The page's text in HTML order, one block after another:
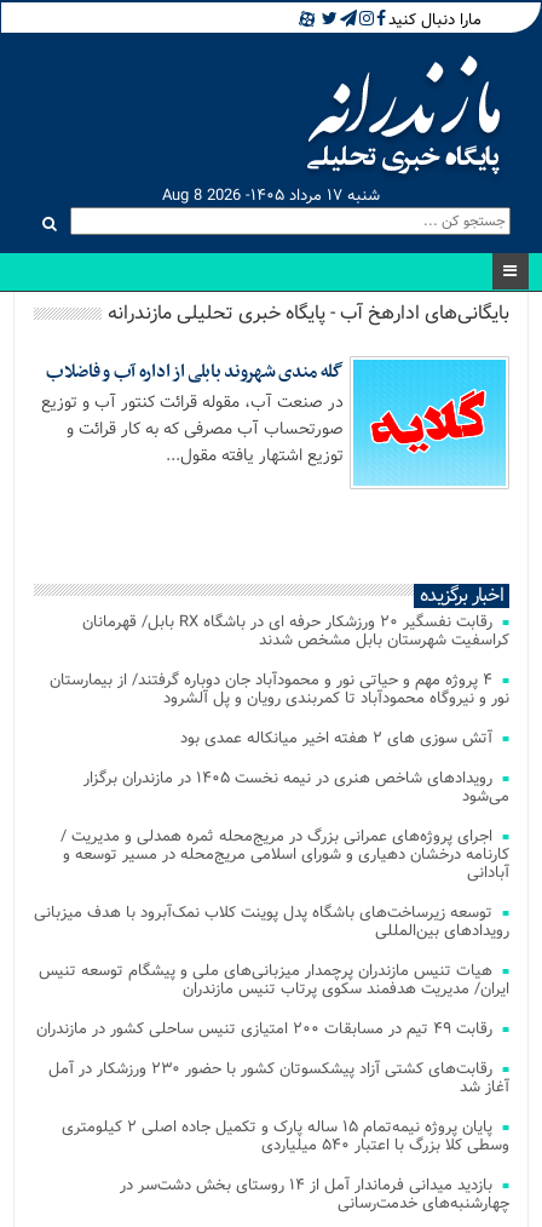
مارا دنبال کنید
شنبه ۱۷ مرداد ۱۴۰۵- Aug 8 2026
بایگانی‌های ادارهخ آب - پایگاه خبری تحلیلی مازندرانه
گله مندی شهروند بابلی از اداره آب و فاضلاب
در صنعت آب، مقوله قرائت کنتور آب و توزیع
صورتحساب آب مصرفی که به کار قرائت و
توزیع اشتهار یافته مقول...
اخبار برگزیده
رقابت نفسگیر ۲۰ ورزشکار حرفه ای در باشگاه RX بابل/ قهرمانان
کراسفیت شهرستان بابل مشخص شدند
۴ پروژه مهم و حیاتی نور و محمودآباد جان دوباره گرفتند/ از بیمارستان
نور و نیروگاه محمودآباد تا کمربندی رویان و پل آلشرود
آتش‌ سوزی‌ های ۲ هفته اخیر میانکاله عمدی بود
رویدادهای شاخص هنری در نیمه نخست ۱۴۰۵ در مازندران برگزار
می‌شود
اجرای پروژه‌های عمرانی بزرگ در مریج‌محله ثمره همدلی و مدیریت /
کارنامه درخشان دهیاری و شورای اسلامی مریج‌محله در مسیر توسعه و
آبادانی
توسعه زیرساخت‌های باشگاه پدل پوینت کلاب نمک‌آبرود با هدف میزبانی
رویدادهای بین‌المللی
هیات تنیس مازندران پرچمدار میزبانی‌های ملی و پیشگام توسعه تنیس
ایران/ مدیریت هدفمند سکوی پرتاب تنیس مازندران
رقابت ۴۹ تیم در مسابقات ۲۰۰ امتیازی تنیس ساحلی کشور در مازندران
رقابت‌های کشتی آزاد پیشکسوتان کشور با حضور ۲۳۰ ورزشکار در آمل
آغاز شد
پایان پروژه نیمه‌تمام ۱۵ ساله پارک و تکمیل جاده اصلی ۲ کیلومتری
وسطی کلا بزرگ با اعتبار ۵۴۰ میلیاردی
بازدید میدانی فرماندار آمل از ۱۴ روستای بخش دشت‌سر در
چهارشنبه‌های خدمت‌رسانی